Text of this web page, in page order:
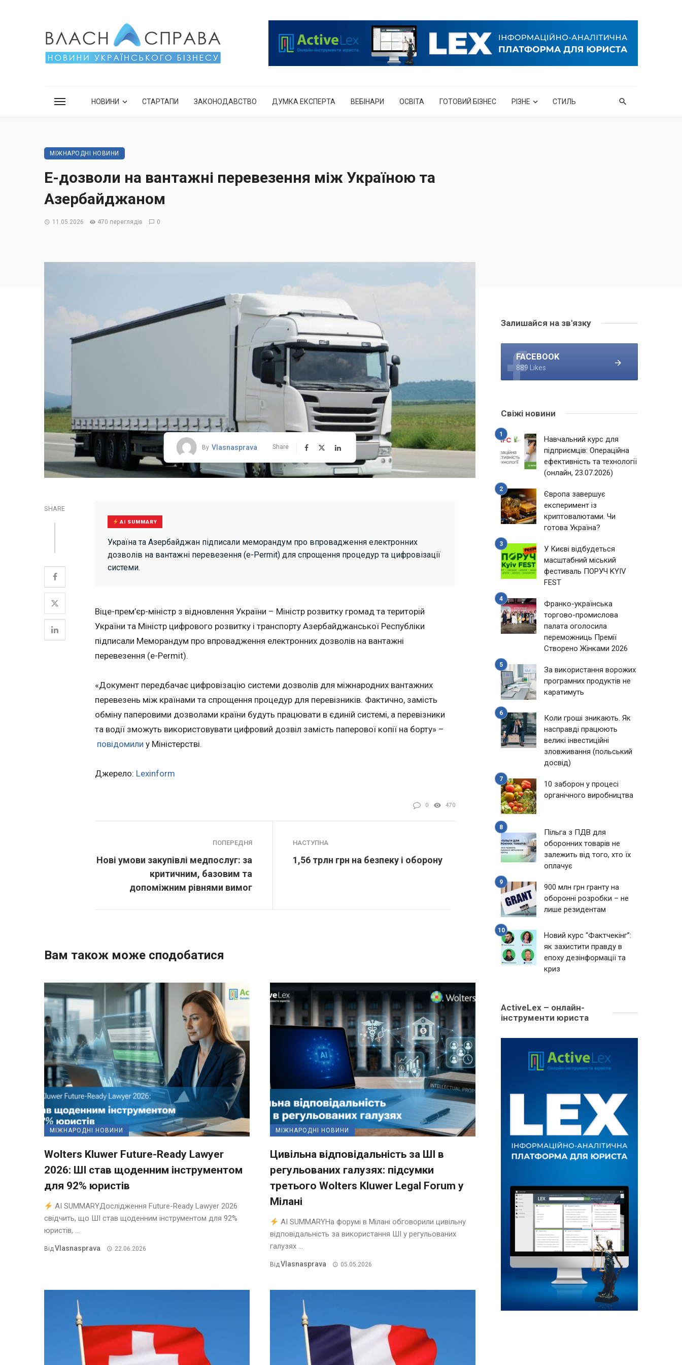
НОВИНИ СТАРТАПИ ЗАКОНОДАВСТВО ДУМКА ЕКСПЕРТА ВЕБІНАРИ ОСВІТА ГОТОВИЙ БІЗНЕС РІЗНЕ СТИЛЬ
МІЖНАРОДНІ НОВИНИ
Е-дозволи на вантажні перевезення між Україною та
Азербайджаном
11.05.2026 470 переглядів 0
By Vlasnasprava Share
SHARE
AI SUMMARY
Україна та Азербайджан підписали меморандум про впровадження електронних
дозволів на вантажні перевезення (e-Permit) для спрощення процедур та цифровізації
системи.
Віце-прем’єр-міністр з відновлення України – Міністр розвитку громад та територій
України та Міністр цифрового розвитку і транспорту Азербайджанської Республіки
підписали Меморандум про впровадження електронних дозволів на вантажні
перевезення (e-Permit).
«Документ передбачає цифровізацію системи дозволів для міжнародних вантажних
перевезень між країнами та спрощення процедур для перевізників. Фактично, замість
обміну паперовими дозволами країни будуть працювати в єдиній системі, а перевізники
та водії зможуть використовувати цифровий дозвіл замість паперової копії на борту» –
повідомили у Міністерстві.
Джерело: Lexinform
0 470
ПОПЕРЕДНЯ
Нові умови закупівлі медпослуг: за
критичним, базовим та
допоміжним рівнями вимог
НАСТУПНА
1,56 трлн грн на безпеку і оборону
Вам також може сподобатися
МІЖНАРОДНІ НОВИНИ
Wolters Kluwer Future-Ready Lawyer
2026: ШІ став щоденним інструментом
для 92% юристів
AI SUMMARYДослідження Future-Ready Lawyer 2026
свідчить, що ШІ став щоденним інструментом для 92%
юристів, ...
ВідVlasnasprava 22.06.2026
МІЖНАРОДНІ НОВИНИ
Цивільна відповідальність за ШІ в
регульованих галузях: підсумки
третього Wolters Kluwer Legal Forum у
Мілані
AI SUMMARYНа форумі в Мілані обговорили цивільну
відповідальність за використання ШІ у регульованих
галузях ...
ВідVlasnasprava 05.05.2026
Залишайся на зв'язку
FACEBOOK
889 Likes
Свіжі новини
Навчальний курс для
підприємців: Операційна
ефективність та технології
(онлайн, 23.07.2026)
Європа завершує
експеримент із
криптовалютами. Чи
готова Україна?
У Києві відбудеться
масштабний міський
фестиваль ПОРУЧ KYIV
FEST
Франко-українська
торгово-промислова
палата оголосила
переможниць Премії
Створено Жінками 2026
За використання ворожих
програмних продуктів не
каратимуть
Коли гроші зникають. Як
насправді працюють
великі інвестиційні
зловживання (польський
досвід)
10 заборон у процесі
органічного виробництва
Пільга з ПДВ для
оборонних товарів не
залежить від того, хто їх
оплачує
900 млн грн гранту на
оборонні розробки – не
лише резидентам
Новий курс “Фактчекінг”:
як захистити правду в
епоху дезінформації та
криз
ActiveLex – онлайн-
інструменти юриста